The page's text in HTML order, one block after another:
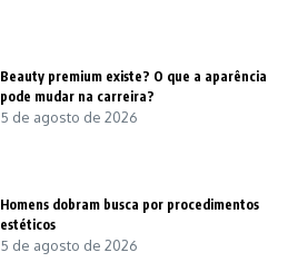
Beauty premium existe? O que a aparência
pode mudar na carreira?
5 de agosto de 2026
Homens dobram busca por procedimentos
estéticos
5 de agosto de 2026